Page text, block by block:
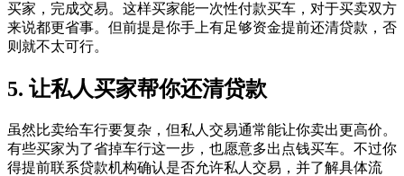
买家，完成交易。这样买家能一次性付款买车，对于买卖双方
来说都更省事。但前提是你手上有足够资金提前还清贷款，否
则就不太可行。
5. 让私人买家帮你还清贷款
虽然比卖给车行要复杂，但私人交易通常能让你卖出更高价。
有些买家为了省掉车行这一步，也愿意多出点钱买车。不过你
得提前联系贷款机构确认是否允许私人交易，并了解具体流